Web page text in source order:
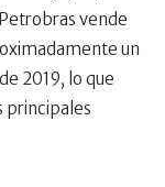
vende
un
2019, lo que
principales